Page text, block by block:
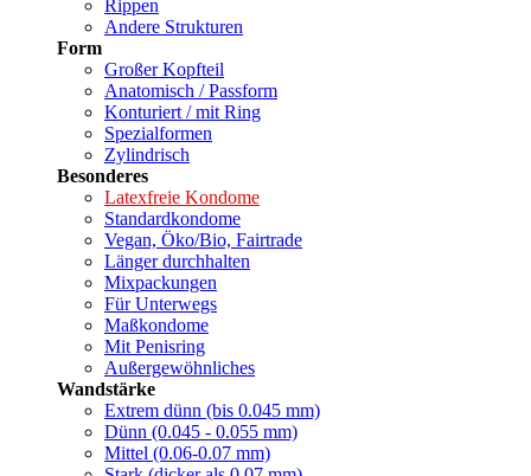
Rippen
Andere Strukturen
Form
Großer Kopfteil
Anatomisch / Passform
Konturiert / mit Ring
Spezialformen
Zylindrisch
Besonderes
Latexfreie Kondome
Standardkondome
Vegan, Öko/Bio, Fairtrade
Länger durchhalten
Mixpackungen
Für Unterwegs
Maßkondome
Mit Penisring
Außergewöhnliches
Wandstärke
Extrem dünn (bis 0.045 mm)
Dünn (0.045 - 0.055 mm)
Mittel (0.06-0.07 mm)